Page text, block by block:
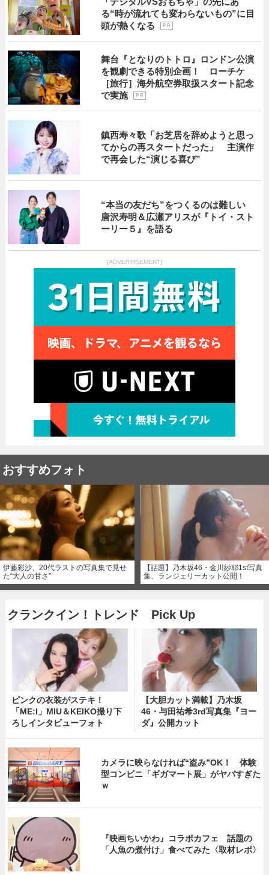
る“時が流れても変わらないもの”に目
頭が熱くなる
P R
舞台『となりのトトロ』ロンドン公演
を観劇できる特別企画！ ローチケ
［旅行］海外航空券取扱スタート記念
で実施
P R
鎮西寿々歌「お芝居を辞めようと思っ
てからの再スタートだった」 主演作
で再会した“演じる喜び”
“本当の友だち”をつくるのは難しい
唐沢寿明＆広瀬アリスが『トイ・スト
ーリー５』を語る
[ADVERTISEMENT]
おすすめフォト
伊藤彩沙、20代ラストの写真集で見せ
た“大人の甘さ”
【話題】乃木坂46・金川紗耶1st写真
集、ランジェリーカット公開！
クランクイン！トレンド Pick Up
ピンクの衣装がステキ！
「ME:I」MIU＆KEIKO撮り下
ろしインタビューフォト
【大胆カット満載】乃木坂
46・与田祐希3rd写真集『ヨー
ダ』公開カット
カメラに映らなければ“盗み”OK！ 体験
型コンビニ「ギガマート展」がヤバすぎた
ｗ
『映画ちいかわ』コラボカフェ 話題の
「人魚の煮付け」食べてみた〈取材レポ〉